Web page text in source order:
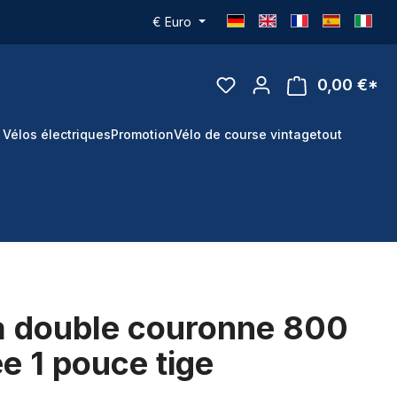
€ Euro
0,00 €*
électriquesPromotionVélo de course vintagetout
double couronne 800
1 pouce tige